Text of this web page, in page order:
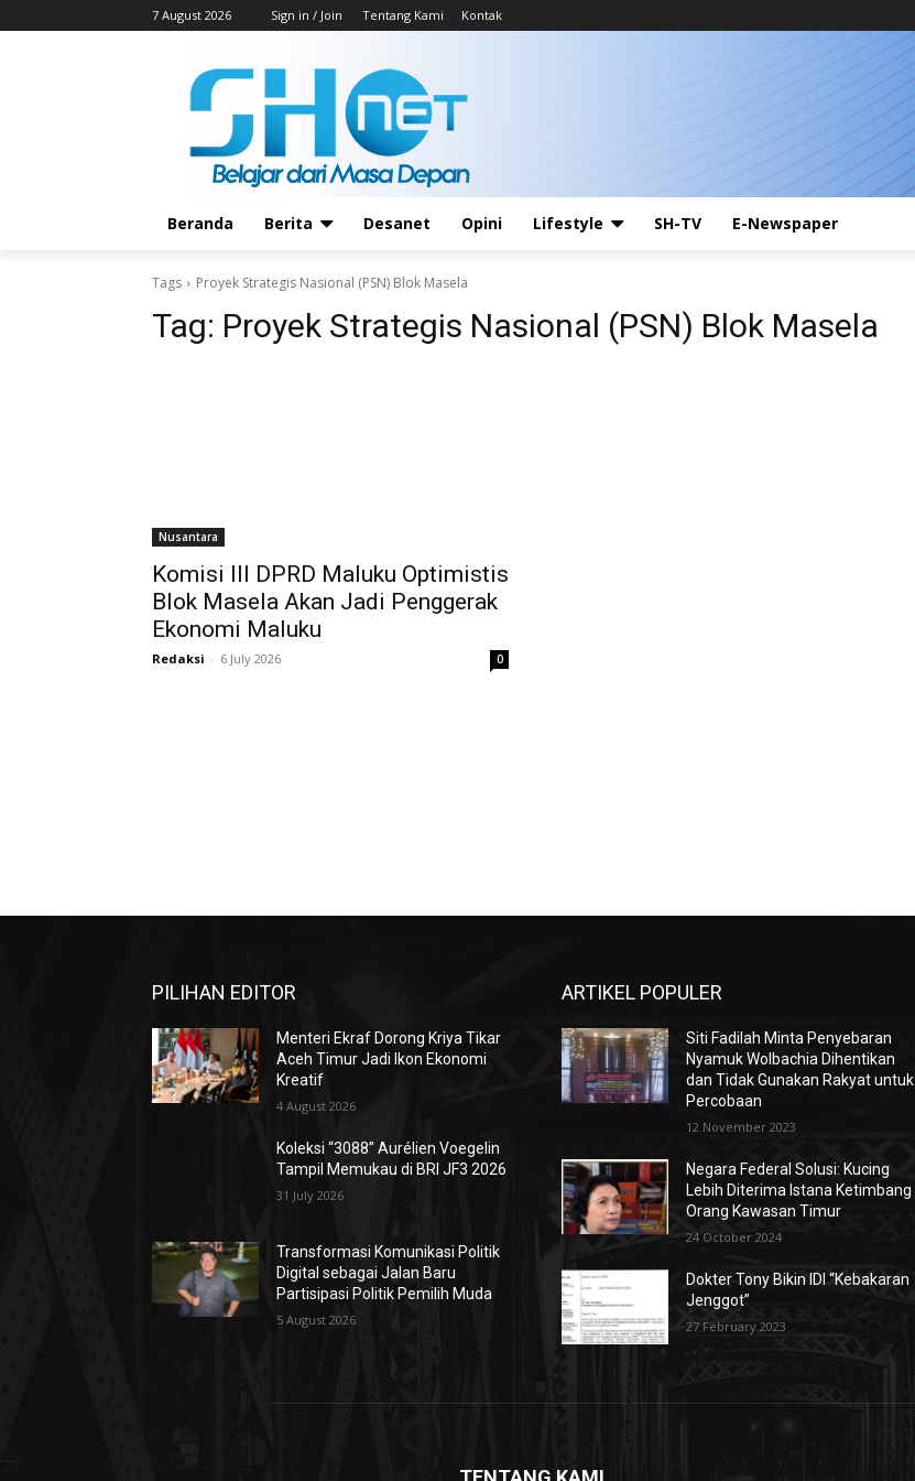
7 August 2026 Sign in / Join Tentang Kami Kontak
Beranda Berita Desanet Opini Lifestyle SH-TV E-Newspaper
Tags Proyek Strategis Nasional (PSN) Blok Masela
Tag: Proyek Strategis Nasional (PSN) Blok Masela
Nusantara
Komisi III DPRD Maluku Optimistis
Blok Masela Akan Jadi Penggerak
Ekonomi Maluku
Redaksi - 6 July 2026 0
PILIHAN EDITOR
Menteri Ekraf Dorong Kriya Tikar
Aceh Timur Jadi Ikon Ekonomi
Kreatif
4 August 2026
Koleksi “3088” Aurélien Voegelin
Tampil Memukau di BRI JF3 2026
31 July 2026
Transformasi Komunikasi Politik
Digital sebagai Jalan Baru
Partisipasi Politik Pemilih Muda
5 August 2026
ARTIKEL POPULER
Siti Fadilah Minta Penyebaran
Nyamuk Wolbachia Dihentikan
dan Tidak Gunakan Rakyat untuk
Percobaan
12 November 2023
Negara Federal Solusi: Kucing
Lebih Diterima Istana Ketimbang
Orang Kawasan Timur
24 October 2024
Dokter Tony Bikin IDI “Kebakaran
Jenggot”
27 February 2023